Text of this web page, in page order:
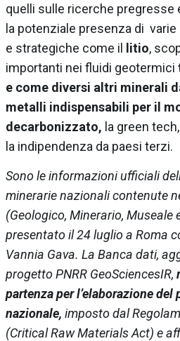
quelli sulle ricerche pregresse
la potenziale presenza di
e strategiche come il
litio,
importanti nei fluidi geotermici
e come diversi altri minerali
metalli indispensabili per il
decarbonizzato, la green
la indipendenza da paesi terzi.
Sono le informazioni ufficiali
minerarie nazionali contenute
(Geologico, Minerario, Museale
presentato il 24 luglio a Roma
Vannia Gava. La Banca dati,
progetto PNRR GeoSciencesIR,
partenza per l’elaborazione
nazionale, imposto dal
(Critical Raw Materials Act) e